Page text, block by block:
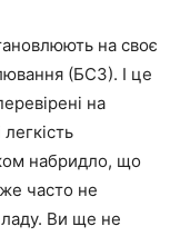
на своє
(БСЗ). І це
на
набридло, що
часто не
ладу. Ви ще не